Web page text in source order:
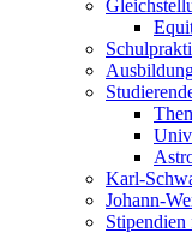
Karl-
Johann-
Stipendien